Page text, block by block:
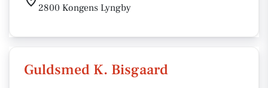
2800 Kongens Lyngby
Guldsmed K. Bisgaard